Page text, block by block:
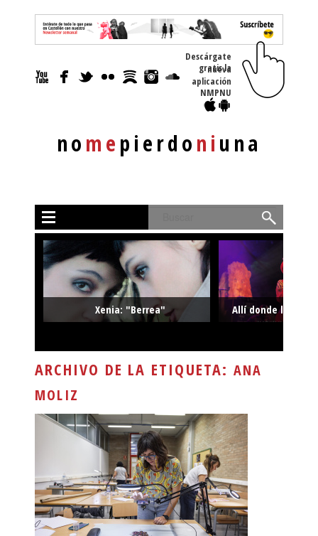
nomepierdoniuna
Descárgate
gratis la nueva
aplicación
NMPNU
Xenia: "Berrea" Allí donde la
ARCHIVO DE LA ETIQUETA: ANA
MOLIZ